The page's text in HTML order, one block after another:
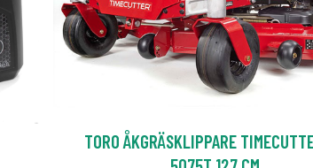
TORO ÅKGRÄSKLIPPARE